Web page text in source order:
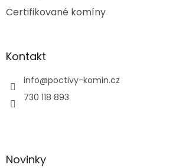
Certifikované komíny
Kontakt
info@poctivy-komin.cz
730 118 893
Novinky